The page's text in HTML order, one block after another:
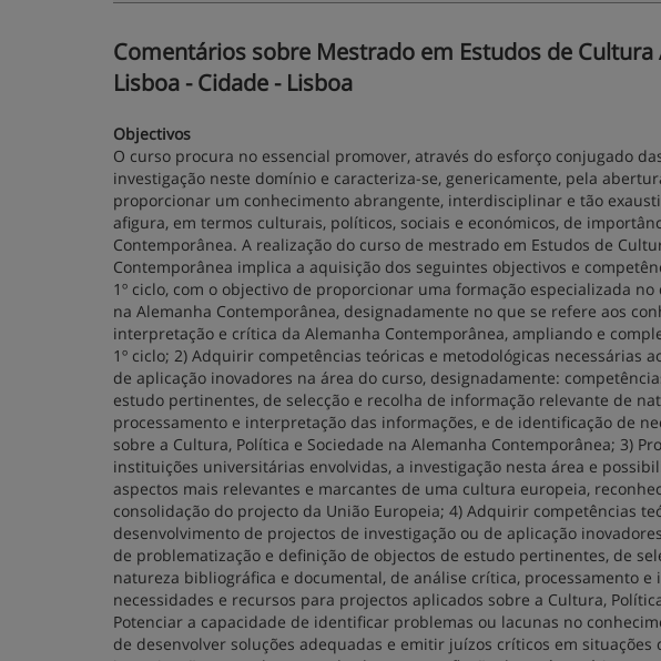
Comentários sobre Mestrado em Estudos de
Lisboa - Cidade - Lisboa
Objectivos
O curso procura no essencial promover, através do esforço conjugado
investigação neste domínio e caracteriza-se, genericamente, pela
proporcionar um conhecimento abrangente, interdisciplinar e tão
afigura, em termos culturais, políticos, sociais e económicos, de
Contemporânea. A realização do curso de mestrado em Estudos de
Contemporânea implica a aquisição dos seguintes objectivos e
1º ciclo, com o objectivo de proporcionar uma forma­ção espe­cializada
na Alemanha Con­temporânea, designadamente no que se refere aos
interpre­tação e crítica da Alemanha Contemporânea, ampliando e
1º ciclo; 2) Adquirir competências teóricas e metodológicas necessárias
de aplicação inovadores na área do curso, designadamente:
estudo pertinentes, de selecção e recolha de informa­ção relevante de
processamento e interpre­ta­ção das informações, e de identificação de
sobre a Cultura, Política e Sociedade na Alemanha Contemporânea; 3)
instituições universitárias envolvidas, a in­vestigação nesta área e
aspectos mais rele­vantes e marcantes de uma cultura europeia,
consolidação do projecto da União Europeia; 4) Adquirir competências
desenvolvimento de projectos de investi­ga­ção ou de aplicação
de problematização e defi­nição de objectos de estudo pertinentes, de
natureza biblio­gráfica e documental, de análise crítica, processamento
necessidades e recursos para projectos aplicados sobre a Cultura,
Potenciar a capacidade de identificar problemas ou lacunas no
de desenvolver soluções adequadas e emitir juízos críticos em